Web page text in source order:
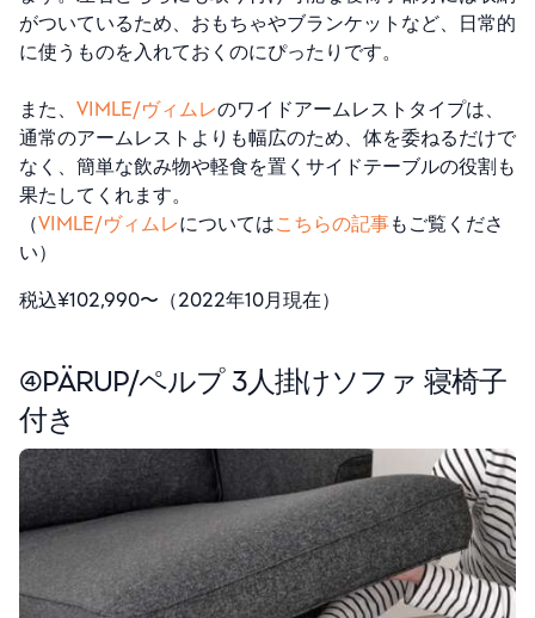
がついているため、おもちゃやブランケットなど、日常的
に使うものを入れておくのにぴったりです。
また、 VIMLE/ヴィムレのワイドアームレストタイプは、
通常のアームレストよりも幅広のため、体を委ねるだけで
なく、簡単な飲み物や軽食を置くサイドテーブルの役割も
果たしてくれます。
（VIMLE/ヴィムレについてはこちらの記事もご覧くださ
い）
税込¥102,990〜（2022年10月現在）
④PÄRUP/ペルプ 3人掛けソファ 寝椅子
付き